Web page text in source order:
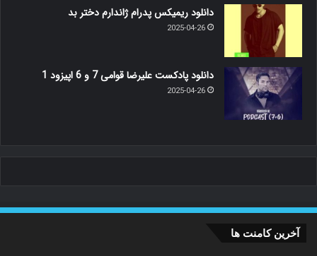
دانلود ریمیکس پدرام ژاندارم دختر بد
2025-04-26
دانلود پادکست علیرضا قوامی 7 و 6 اپیزود 1
2025-04-26
آخرین کامنت ها